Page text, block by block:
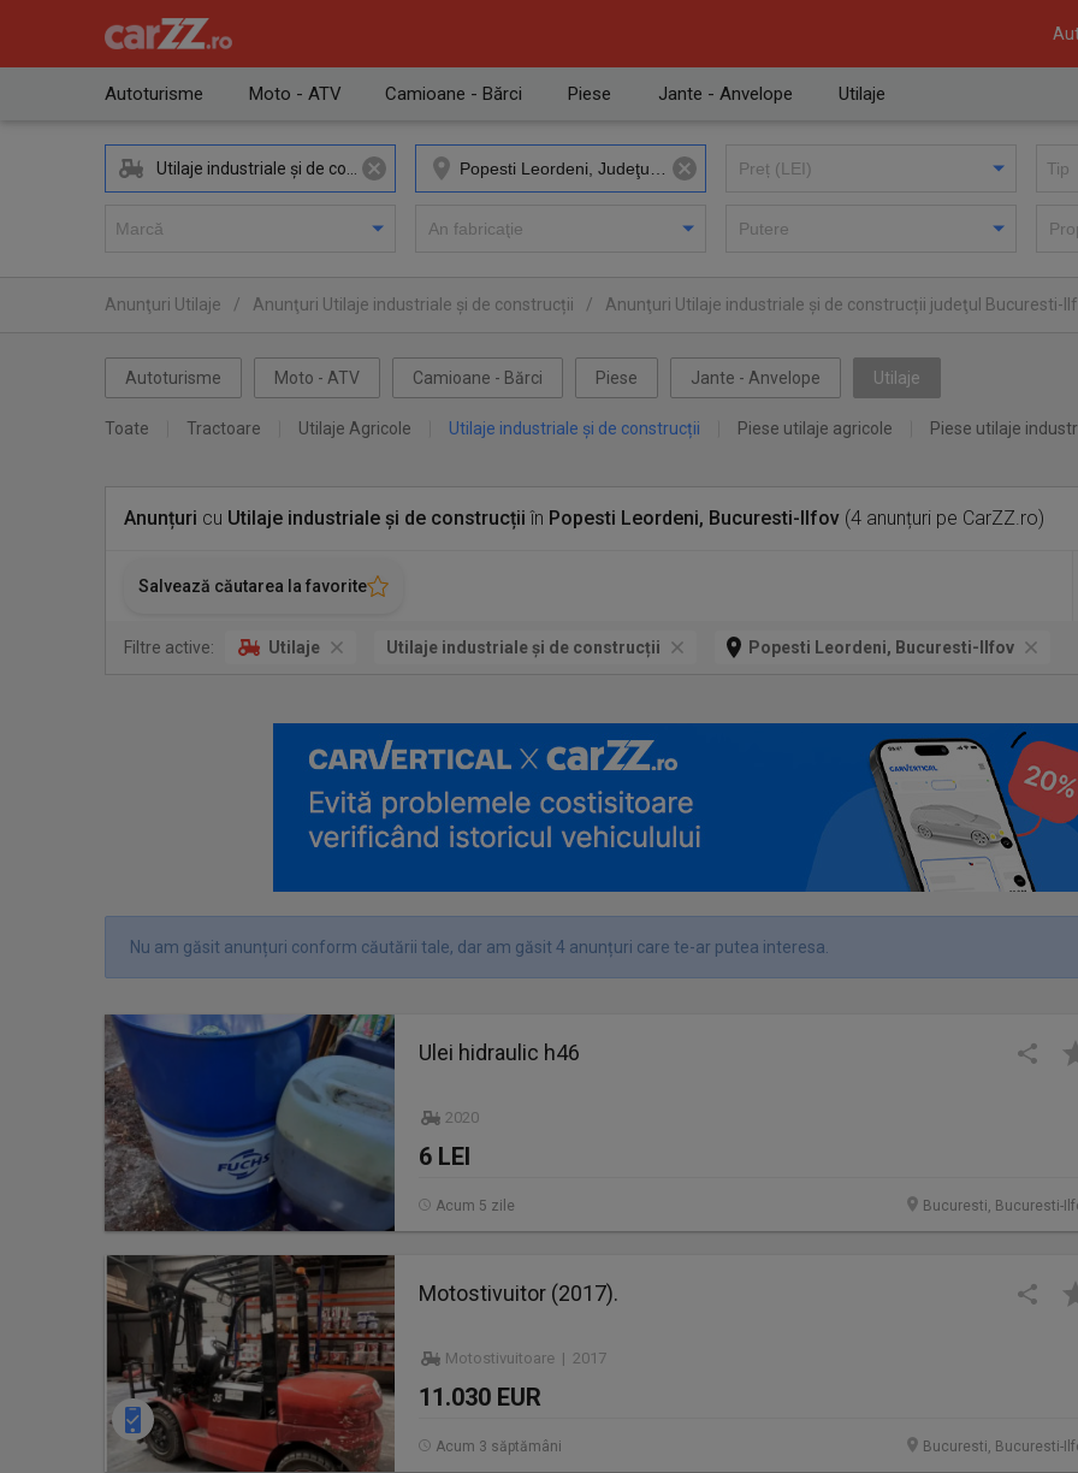
Autoturisme Moto - ATV Camioane - Bărci Piese Jante - Anvelope Utilaje
Anunţuri Utilaje / Anunţuri Utilaje industriale și de construcții / Anunţuri Utilaje industriale și de construcții judeţul Bucuresti-
Anunţuri Utilaje industriale și de construcții Popesti Leordeni
Autoturisme
Moto - ATV Camioane - Bărci Piese Jante - Anvelope Utilaje
Toate Tractoare Utilaje Agricole Utilaje industriale și de construcții Piese utilaje agricole Piese utilaje
Anunțuri cu Utilaje industriale și de construcții în Popesti Leordeni, Bucuresti-Ilfov (4 anunțuri pe CarZZ.ro)
Salvează căutarea la favorite
Filtre active: Utilaje Utilaje industriale și de construcții Popesti Leordeni, Bucuresti-Ilfov
Nu am găsit anunțuri conform căutării tale, dar am găsit 4 anunțuri care te-ar putea interesa.
Ulei hidraulic h46
2020
6 LEI
Bucuresti, Bucuresti-
Acum 5 zile
Motostivuitor (2017).
Motostivuitoare | 2017
11.030 EUR
Bucuresti, Bucuresti-
Acum 3 săptămâni